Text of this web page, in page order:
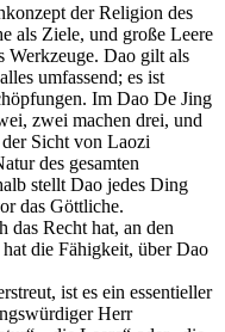
der Religion des
als Ziele, und große Leere
Werkzeuge. Dao gilt als
umfassend; es ist
Im Dao De Jing
zwei machen drei, und
der Sicht von Laozi
des gesamten
stellt Dao jedes Ding
das Göttliche.
das Recht hat, an den
die Fähigkeit, über Dao
ist es ein essentieller
Herr